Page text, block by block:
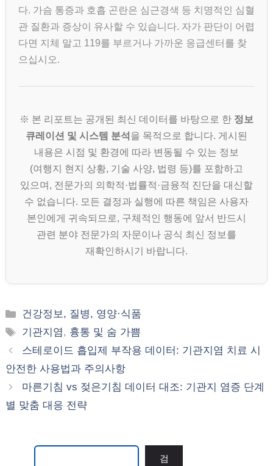
다. 가슴 통증과 호흡 곤란은 심근경색 등 치명적인 심혈
관 질환과 증상이 유사할 수 있습니다. 자가 판단이 어렵
다면 지체 말고 119를 부르거나 가까운 응급센터를 찾
으십시오.
※ 본 리포트는 공개된 최신 데이터를 바탕으로 한 정보
큐레이션 및 시스템 분석 을 목적으로 합니다. 게시된
내용은 시점 및 환경에 따라 변동될 수 있는 정보
(여행지 현지 상황, 기술 사양, 법령 등)를 포함하고
있으며, 전문가의 의학적·법률적·금융적 진단을 대신할
수 없습니다. 모든 결정과 실행에 따른 책임은 사용자
본인에게 귀속되므로, 구체적인 행동에 앞서 반드시
관련 분야 전문가의 자문이나 공식 최신 정보를
재확인하시기 바랍니다.
카
테
리
건강정보, 질병, 영양·식품
태
그
기관지염, 흉통 및 숨 가쁨
스테로이드 흡입제 부작용 데이터: 기관지염 치료 시
안전한 사용법과 주의사항
마른기침 vs 젖은기침 데이터 대조: 기관지 염증 단계
별 맞춤 대응 전략
검